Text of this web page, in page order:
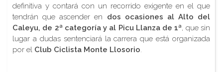
definitiva y contará con un recorrido exigente en el que
tendrán que ascender en dos ocasiones al Alto del
Caleyu, de 2ª categoría y al Picu Llanza de 1ª , que sin
lugar a dudas sentenciará la carrera que está organizada
por el Club Ciclista Monte Llosorio